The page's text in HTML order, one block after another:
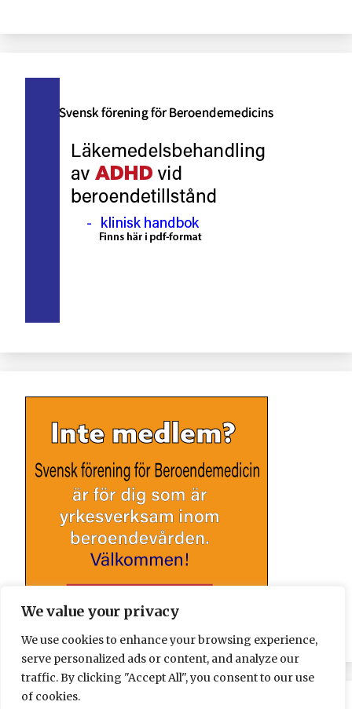
We value your privacy
We use cookies to enhance your browsing experience,
serve personalized ads or content, and analyze our
traffic. By clicking "Accept All", you consent to our use
of cookies.